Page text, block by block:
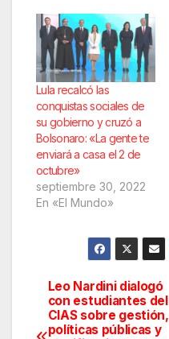
Lula recalcó las
conquistas sociales de
su gobierno y cruzó a
Bolsonaro: «La gente te
enviará a casa el 2 de
octubre»
septiembre 30, 2022
En «El Mundo»
Navegación
de
Leo Nardini dialogó
con estudiantes del
CIAS sobre gestión,
políticas públicas y